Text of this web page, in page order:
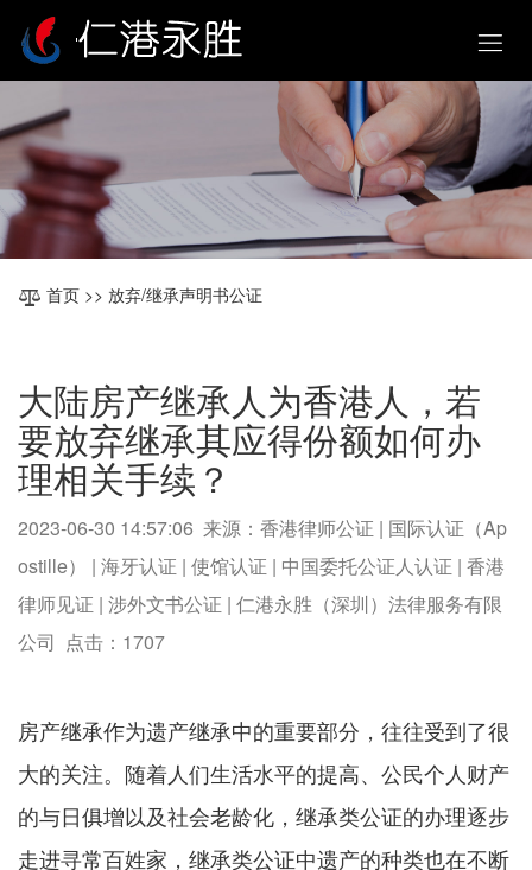
首页 >> 放弃/继承声明书公证
大陆房产继承人为香港人，若
要放弃继承其应得份额如何办
理相关手续？
2023-06-30 14:57:06 来源：香港律师公证 | 国际认证（Ap
ostille） | 海牙认证 | 使馆认证 | 中国委托公证人认证 | 香港
律师见证 | 涉外文书公证 | 仁港永胜（深圳）法律服务有限
公司 点击： 1707
房产继承作为遗产继承中的重要部分，往往受到了很
大的关注。随着人们生活水平的提高、公民个人财产
的与日俱增以及社会老龄化，继承类公证的办理逐步
走进寻常百姓家，继承类公证中遗产的种类也在不断